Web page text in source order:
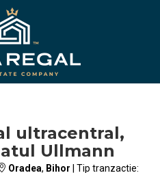
ultracentral,
Ullmann
Oradea, Bihor | Tip tranzactie: